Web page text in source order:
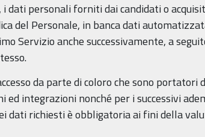
dati personali forniti dai candidati o
del Personale, in banca dati
Servizio anche successivamente, a
da parte di coloro che sono portatori
ed integrazioni nonché per i successivi
dati richiesti è obbligatoria ai fini della